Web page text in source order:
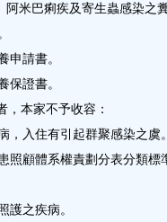
阿米巴痢疾及寄生蟲感染之
申請書。
保證書。
，本家不予收容：
，入住有引起群聚感染之虞
照顧體系權責劃分表分類標
護之疾病。